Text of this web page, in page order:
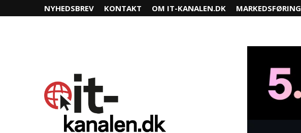
NYHEDSBREV KONTAKT OM IT-KANALEN.DK MARKEDSFØRING